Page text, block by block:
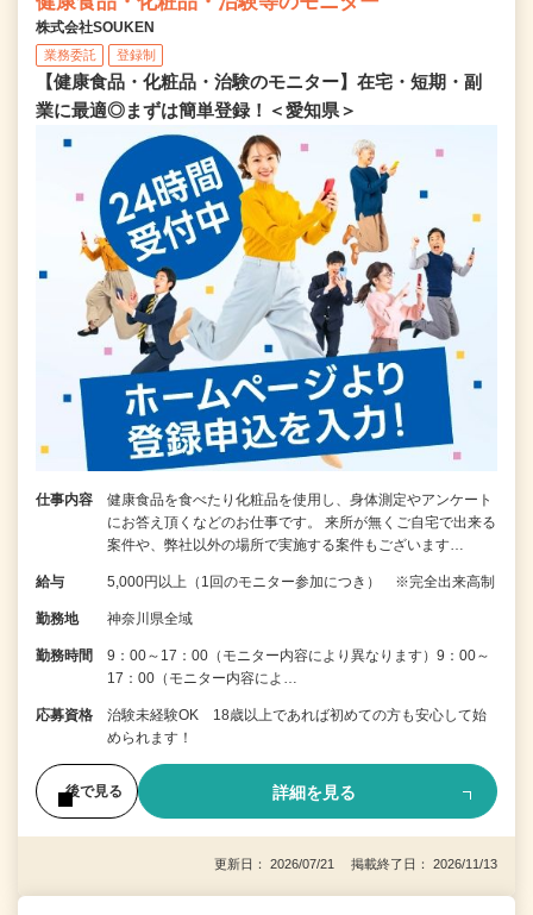
株式会社SOUKEN
業務委託 登録制
【健康食品・化粧品・治験のモニター】在宅・短期・副
業に最適◎まずは簡単登録！＜愛知県＞
仕事内容
健康食品を食べたり化粧品を使用し、身体測定やアンケート
にお答え頂くなどのお仕事です。 来所が無くご自宅で出来る
案件や、弊社以外の場所で実施する案件もございます…
給与 5,000円以上（1回のモニター参加につき） ※完全出来高制
勤務地 神奈川県全域
勤務時間
9：00～17：00（モニター内容により異なります）9：00～
17：00（モニター内容によ…
応募資格
治験未経験OK 18歳以上であれば初めての方も安心して始
められます！
後で見る 詳細を見る
更新日： 2026/07/21 掲載終了日： 2026/11/13